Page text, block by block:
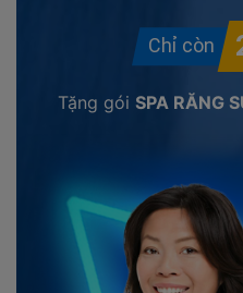
Tặng gói SPA RĂNG